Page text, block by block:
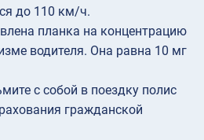
до 110 км/ч.
планка на концентрацию
водителя. Она равна 10 мг
с собой в поездку полис
гражданской